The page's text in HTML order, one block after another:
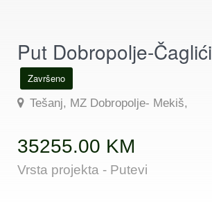
Put Dobropolje-Čaglići
Završeno
Tešanj, MZ Dobropolje- Mekiš,
35255.00 KM
Vrsta projekta - Putevi